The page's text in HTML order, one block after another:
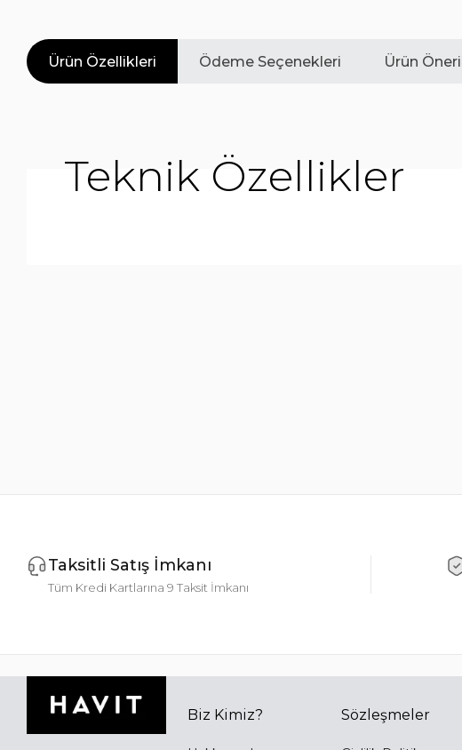
Ürün Özellikleri Ödeme Seçenekleri Ürün
Taksitli Satış İmkanı
Tüm Kredi Kartlarına 9 Taksit İmkanı
Biz Kimiz? Sözleşmeler